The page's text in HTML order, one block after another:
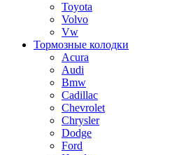
Toyota
Volvo
Vw
Тормозные колодки
Acura
Audi
Bmw
Cadillac
Chevrolet
Chrysler
Dodge
Ford